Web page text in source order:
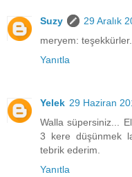
Suzy
29 Aralık
meryem: teşekkürler.
Yanıtla
Yelek 29 Haziran
Walla süpersiniz...
3 kere düşünmek
tebrik ederim.
Yanıtla